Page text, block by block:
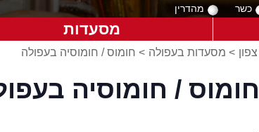
כשר מהדרין
מסעדות
> מסעדות בעפולה > חומוס / חומוסיה בעפולה
/ חומוסיה